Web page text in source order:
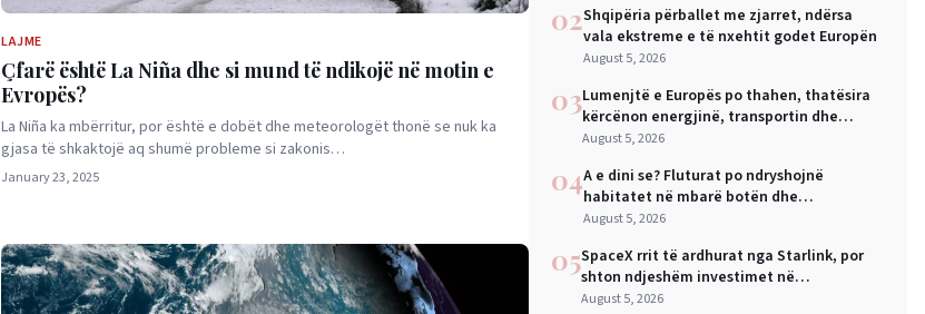
LAJME
Çfarë është La Niña dhe si mund të ndikojë në motin e
Evropës?
La Niña ka mbërritur, por është e dobët dhe meteorologët thonë se nuk ka
gjasa të shkaktojë aq shumë probleme si zakonis…
January 23, 2025
02Shqipëria përballet me zjarret, ndërsa
vala ekstreme e të nxehtit godet Europën
August 5, 2026
03Lumenjtë e Europës po thahen, thatësira
kërcënon energjinë, transportin dhe
industrinë
August 5, 2026
04A e dini se? Fluturat po ndryshojnë
habitatet në mbarë botën dhe
shkencëtarët e konsiderojnë këtë një
August 5, 2026
05SpaceX rrit të ardhurat nga Starlink, por
shton ndjeshëm investimet në
inteligjencën artificiale
August 5, 2026